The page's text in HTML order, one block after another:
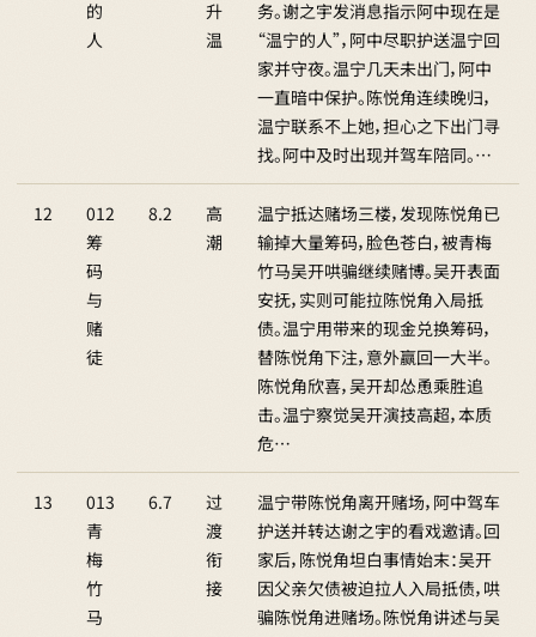
的
人
升
温
务。谢之宇发消息指示阿中现在是
“温宁的人”，阿中尽职护送温宁回
家并守夜。温宁几天未出门，阿中
一直暗中保护。陈悦角连续晚归，
温宁联系不上她，担心之下出门寻
找。阿中及时出现并驾车陪同。…
12
012
筹
码
与
赌
徒
8.2
高
潮
温宁抵达赌场三楼，发现陈悦角已
输掉大量筹码，脸色苍白，被青梅
竹马吴开哄骗继续赌博。吴开表面
安抚，实则可能拉陈悦角入局抵
债。温宁用带来的现金兑换筹码，
替陈悦角下注，意外赢回一大半。
陈悦角欣喜，吴开却怂恿乘胜追
击。温宁察觉吴开演技高超，本质
危…
13
013
青
梅
竹
马
6.7
过
渡
衔
接
温宁带陈悦角离开赌场，阿中驾车
护送并转达谢之宇的看戏邀请。回
家后，陈悦角坦白事情始末：吴开
因父亲欠债被迫拉人入局抵债，哄
骗陈悦角进赌场。陈悦角讲述与吴